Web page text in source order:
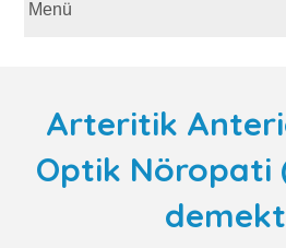
Arteritik
Optik Nöropati